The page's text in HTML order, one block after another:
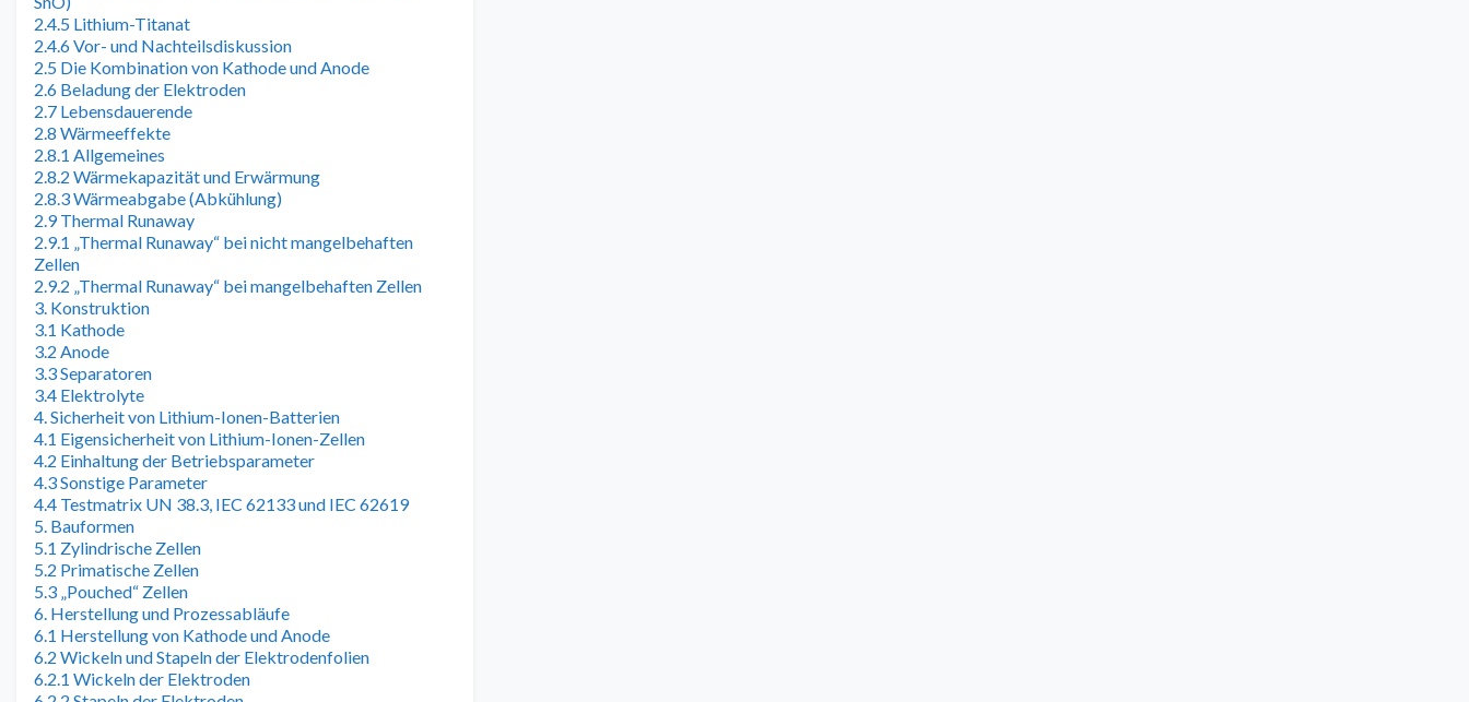
2.4.5 Lithium-Titanat
2.4.6 Vor- und Nachteilsdiskussion
2.5 Die Kombination von Kathode und Anode
2.6 Beladung der Elektroden
2.7 Lebensdauerende
2.8 Wärmeeffekte
2.8.1 Allgemeines
2.8.2 Wärmekapazität und Erwärmung
2.8.3 Wärmeabgabe (Abkühlung)
2.9 Thermal Runaway
2.9.1 „Thermal Runaway“ bei nicht mangelbehaften
Zellen
2.9.2 „Thermal Runaway“ bei mangelbehaften Zellen
3. Konstruktion
3.1 Kathode
3.2 Anode
3.3 Separatoren
3.4 Elektrolyte
4. Sicherheit von Lithium-Ionen-Batterien
4.1 Eigensicherheit von Lithium-Ionen-Zellen
4.2 Einhaltung der Betriebsparameter
4.3 Sonstige Parameter
4.4 Testmatrix UN 38.3, IEC 62133 und IEC 62619
5. Bauformen
5.1 Zylindrische Zellen
5.2 Primatische Zellen
5.3 „Pouched“ Zellen
6. Herstellung und Prozessabläufe
6.1 Herstellung von Kathode und Anode
6.2 Wickeln und Stapeln der Elektrodenfolien
6.2.1 Wickeln der Elektroden